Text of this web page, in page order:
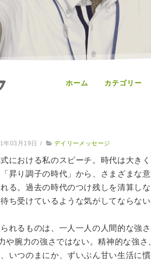
ホーム カテゴリー
年03月19日 / デイリーメッセージ
における私のスピーチ。時代は大き
昇り調子の時代」から、さまざまな
る。過去の時代のつけ残しを清算し
ち受けているような気がしてならない
れるものは、一人一人の人間的な強
や腕力の強さではない。精神的な強
いつのまにか、ずいぶん甘い生活に